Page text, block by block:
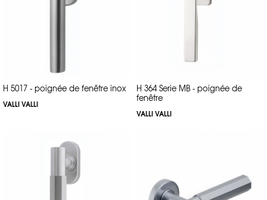
H 5017 - poignée de fenêtre inox
VALLI VALLI
H 364 Serie MB - poignée de
fenêtre
VALLI VALLI